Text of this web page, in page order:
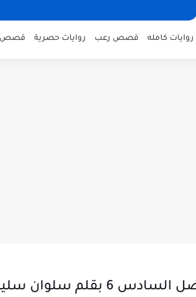
روايات كامله قصص رعب روايات حصرية قصص
بقلم سلوان سليم